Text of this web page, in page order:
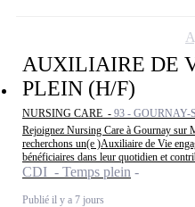
AUXILIAIRE DE
PLEIN (H/F)
NURSING CARE - 93 - GOURNAY-
Rejoignez Nursing Care à Gournay sur
recherchons un(e )Auxiliaire de Vie
bénéficiaires dans leur quotidien et
CDI - Temps plein
Publié il y a 7 jours